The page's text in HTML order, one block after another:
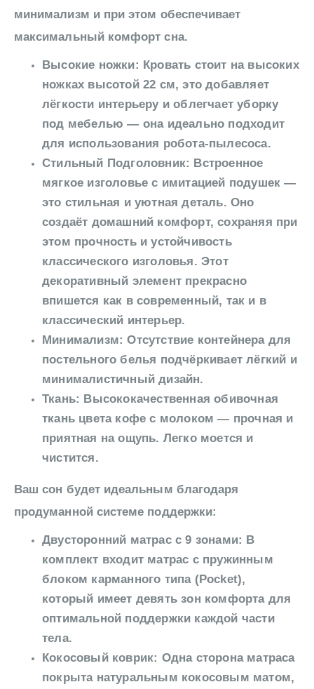
минимализм и при этом обеспечивает
максимальный комфорт сна.
Высокие ножки: Кровать стоит на высоких
ножках высотой 22 см, это добавляет
лёгкости интерьеру и облегчает уборку
под мебелью — она идеально подходит
для использования робота-пылесоса.
Стильный Подголовник: Встроенное
мягкое изголовье с имитацией подушек —
это стильная и уютная деталь. Оно
создаёт домашний комфорт, сохраняя при
этом прочность и устойчивость
классического изголовья. Этот
декоративный элемент прекрасно
впишется как в современный, так и в
классический интерьер.
Минимализм: Отсутствие контейнера для
постельного белья подчёркивает лёгкий и
минималистичный дизайн.
Ткань: Высококачественная обивочная
ткань цвета кофе с молоком — прочная и
приятная на ощупь. Легко моется и
чистится.
Ваш сон будет идеальным благодаря
продуманной системе поддержки:
Двусторонний матрас с 9 зонами: В
комплект входит матрас с пружинным
блоком карманного типа (Pocket),
который имеет девять зон комфорта для
оптимальной поддержки каждой части
тела.
Кокосовый коврик: Одна сторона матраса
покрыта натуральным кокосовым матом,